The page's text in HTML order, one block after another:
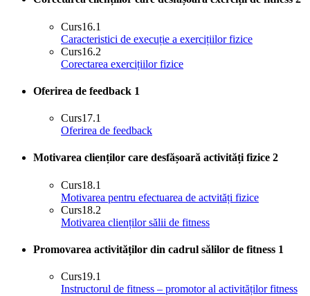
Curs16.1
Caracteristici de execuție a exercițiilor fizice
Curs16.2
Corectarea exercițiilor fizice
Oferirea de feedback 1
Curs17.1
Oferirea de feedback
Motivarea clienților care desfășoară activități fizice 2
Curs18.1
Motivarea pentru efectuarea de actvități fizice
Curs18.2
Motivarea clienților sălii de fitness
Promovarea activităților din cadrul sălilor de fitness 1
Curs19.1
Instructorul de fitness – promotor al activităților fitness